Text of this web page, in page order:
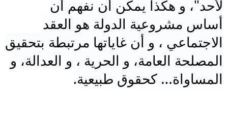
لأحد"، و هكذا يمكن أن نفهم أن
أساس مشروعية الدولة هو العقد
الاجتماعي ، و أن غاياتها مرتبطة بتحقيق
المصلحة العامة، و الحرية ، و العدالة، و
المساواة… كحقوق طبيعية.